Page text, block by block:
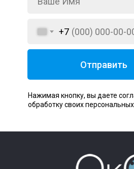
+7
Отправить
Нажимая кнопку, вы даете
обработку своих